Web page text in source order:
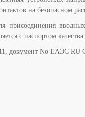
на безопасном
присоединения
с паспортом
документ No ЕАЭС